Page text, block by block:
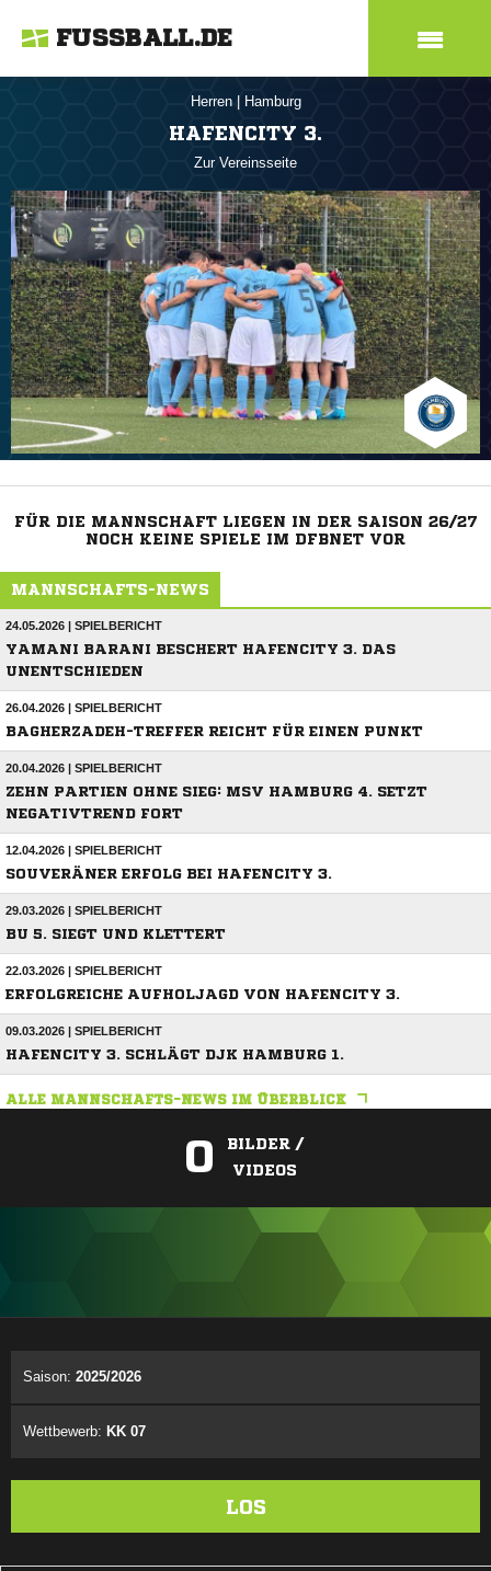
FUSSBALL.DE
Herren Hamburg
HAFENCITY 3.
Zur Vereinsseite
FÜR DIE MANNSCHAFT LIEGEN IN DER SAISON 26/27
NOCH KEINE SPIELE IM DFBNET VOR
MANNSCHAFTS-NEWS
24.05.2026 | SPIELBERICHT
YAMANI BARANI BESCHERT HAFENCITY 3. DAS
UNENTSCHIEDEN
26.04.2026 | SPIELBERICHT
BAGHERZADEH-TREFFER REICHT FÜR EINEN PUNKT
20.04.2026 | SPIELBERICHT
ZEHN PARTIEN OHNE SIEG: MSV HAMBURG 4. SETZT
NEGATIVTREND FORT
12.04.2026 | SPIELBERICHT
SOUVERÄNER ERFOLG BEI HAFENCITY 3.
29.03.2026 | SPIELBERICHT
BU 5. SIEGT UND KLETTERT
22.03.2026 | SPIELBERICHT
ERFOLGREICHE AUFHOLJAGD VON HAFENCITY 3.
09.03.2026 | SPIELBERICHT
HAFENCITY 3. SCHLÄGT DJK HAMBURG 1.
ALLE MANNSCHAFTS-NEWS IM ÜBERBLICK
0
BILDER /
VIDEOS
Saison: 2025/2026
Wettbewerb: KK 07
LOS